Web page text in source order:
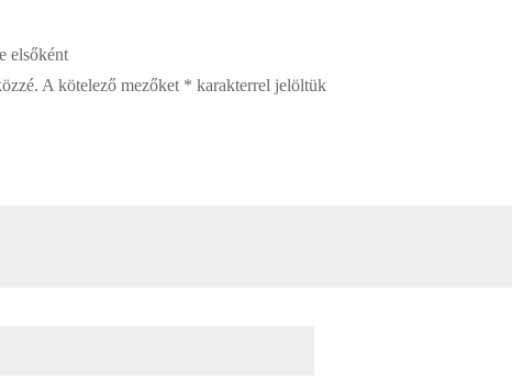
elsőként
A kötelező mezőket * karakterrel jelöltük